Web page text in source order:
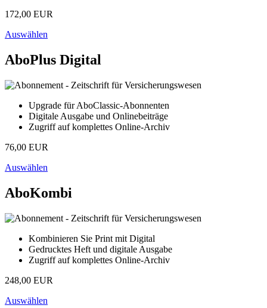
172,00 EUR
Auswählen
AboPlus Digital
Upgrade für AboClassic-Abonnenten
Digitale Ausgabe und Onlinebeiträge
Zugriff auf komplettes Online-Archiv
76,00 EUR
Auswählen
AboKombi
Kombinieren Sie Print mit Digital
Gedrucktes Heft und digitale Ausgabe
Zugriff auf komplettes Online-Archiv
248,00 EUR
Auswählen